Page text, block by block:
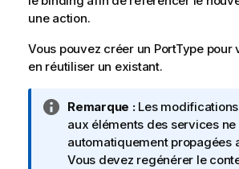
une action.
Vous pouvez créer un PortType pour
en réutiliser un existant.
N
o
t
e
Remarque :Les
aux éléments des services ne
automatiquement propagées
Vous devez regénérer le